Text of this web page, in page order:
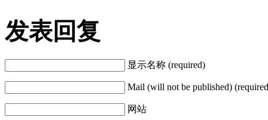
发表回复
显示名称 (required)
Mail (will not be published)
网站